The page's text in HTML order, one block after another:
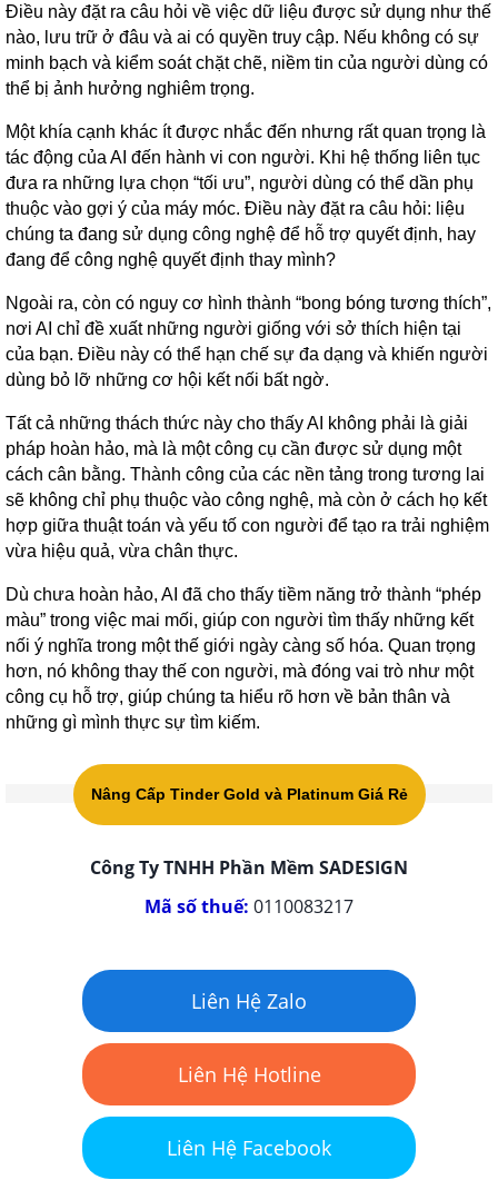
Điều này đặt ra câu hỏi về việc dữ liệu được sử dụng như thế
nào, lưu trữ ở đâu và ai có quyền truy cập. Nếu không có sự
minh bạch và kiểm soát chặt chẽ, niềm tin của người dùng có
thể bị ảnh hưởng nghiêm trọng.
Một khía cạnh khác ít được nhắc đến nhưng rất quan trọng là
tác động của AI đến hành vi con người. Khi hệ thống liên tục
đưa ra những lựa chọn “tối ưu”, người dùng có thể dần phụ
thuộc vào gợi ý của máy móc. Điều này đặt ra câu hỏi: liệu
chúng ta đang sử dụng công nghệ để hỗ trợ quyết định, hay
đang để công nghệ quyết định thay mình?
Ngoài ra, còn có nguy cơ hình thành “bong bóng tương thích”,
nơi AI chỉ đề xuất những người giống với sở thích hiện tại
của bạn. Điều này có thể hạn chế sự đa dạng và khiến người
dùng bỏ lỡ những cơ hội kết nối bất ngờ.
Tất cả những thách thức này cho thấy AI không phải là giải
pháp hoàn hảo, mà là một công cụ cần được sử dụng một
cách cân bằng. Thành công của các nền tảng trong tương lai
sẽ không chỉ phụ thuộc vào công nghệ, mà còn ở cách họ kết
hợp giữa thuật toán và yếu tố con người để tạo ra trải nghiệm
vừa hiệu quả, vừa chân thực.
Dù chưa hoàn hảo, AI đã cho thấy tiềm năng trở thành “phép
màu” trong việc mai mối, giúp con người tìm thấy những kết
nối ý nghĩa trong một thế giới ngày càng số hóa. Quan trọng
hơn, nó không thay thế con người, mà đóng vai trò như một
công cụ hỗ trợ, giúp chúng ta hiểu rõ hơn về bản thân và
những gì mình thực sự tìm kiếm.
Nâng Cấp Tinder Gold và Platinum Giá Rẻ
Công Ty TNHH Phần Mềm SADESIGN
Mã số thuế: 0110083217
Liên Hệ Zalo
Liên Hệ Hotline
Liên Hệ Facebook